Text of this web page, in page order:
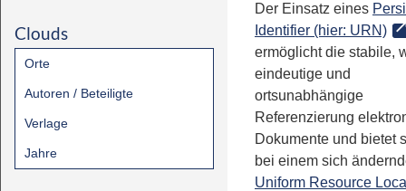
Clouds
Orte
Autoren / Beteiligte
Verlage
Jahre
Der Einsatz eines
Identifier (hier: URN)
ermöglicht die stabile,
eindeutige und
ortsunabhängige
Referenzierung
Dokumente und bietet
bei einem sich
Uniform Resource